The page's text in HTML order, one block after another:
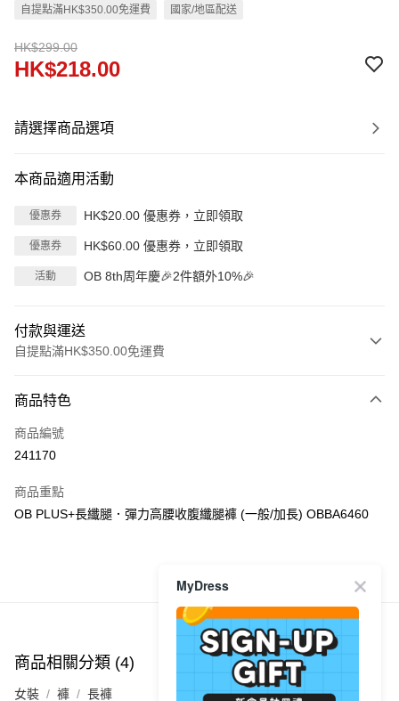
自提點滿HK$350.00免運費 國家/地區配送
HK$299.00
HK$218.00
請選擇商品選項
本商品適用活動
優惠券 HK$20.00 優惠券，立即領取
優惠券 HK$60.00 優惠券，立即領取
活動 OB 8th周年慶🎉2件額外10%🎉
付款與運送
自提點滿HK$350.00免運費
信用卡
Apple Pay
PayMe
每筆HK$40.00，滿HK$350.00或以上免運費
付款後順豐站及營業點
每筆HK$40.00，滿HK$350.00或以上免運費
商品特色
商品編號
241170
商品重點
OB PLUS+長纖腿．彈力高腰收腹纖腿褲 (一般/加長) OBBA6460
商品推薦
商品相關分類 (4)
女裝 褲 長褲
MyDress